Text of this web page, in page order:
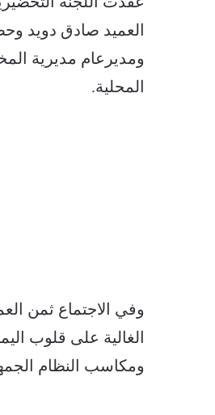
العميد صادق دويد
ومديرعام مديرية
المحلية.
وفي الاجتماع ثمن
الغالية على قلوب
ومكاسب النظام